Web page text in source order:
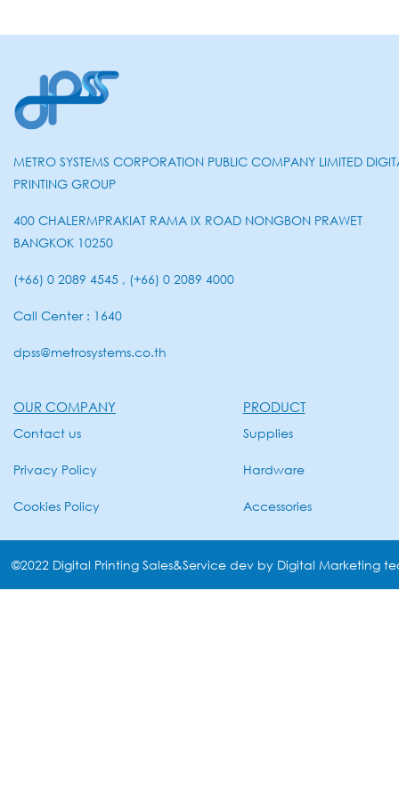
METRO SYSTEMS CORPORATION PUBLIC COMPANY LIMITED
PRINTING GROUP
400 CHALERMPRAKIAT RAMA IX ROAD NONGBON PRAWET
BANGKOK 10250
(+66) 0 2089 4545 , (+66) 0 2089 4000
Call Center : 1640
dpss@metrosystems.co.th
OUR COMPANY
Contact us
Privacy Policy
Cookies Policy
PRODUCT
Supplies
Hardware
Accessories
©2022 Digital Printing Sales&Service dev by Digital Marketing